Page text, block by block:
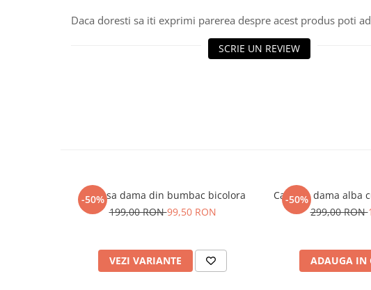
Daca doresti sa iti exprimi parerea despre acest produs poti
SCRIE UN REVIEW
-50%
Camasa dama din bumbac bicolora
199,00 RON99,50 RON
VEZI VARIANTE
-50%
Camasa dama alba
299,00 RON
ADAUGA IN